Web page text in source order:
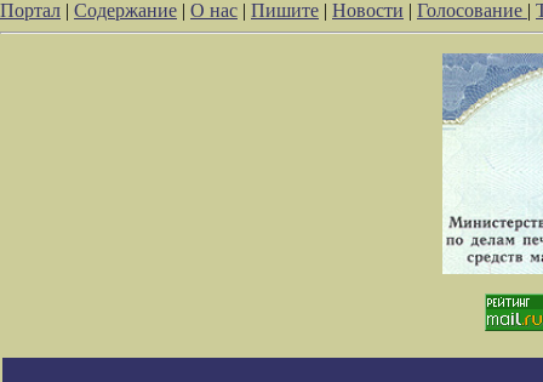
Портал | Содержание | О нас | Пишите | Новости | Голосование |